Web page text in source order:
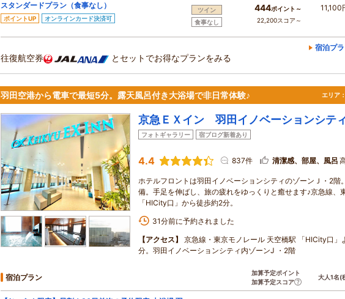
スタンダードプラン（食事なし）
ポイントUP オンラインカード決済可
ツイン
食事なし
444ポイント～
22,200スコア～
11,100
宿泊プ
往復航空券 とセットでお得なプランをみる
羽田空港から電車で最短5分。露天風呂付き大浴場で非日常体験♪ エリア：
京急ＥＸイン 羽田イノベーションシテ
フォトギャラリー 宿ブログ新着あり
4.4 837件 清潔感、部屋、風呂
ホテルフロントは羽田イノベーションシティのゾーンＪ・2階
備。手足を伸ばし、旅の疲れをゆっくりと癒せます♪京急線、
「HICity口」から徒歩約2分。
31分前に予約されました
【アクセス】
京急線・東京モノレール 天空橋駅 「HICity口」
分。羽田イノベーションシティ内ゾーンJ ・2階
宿泊プラン
加算予定ポイント
加算予定スコア
大人1名(